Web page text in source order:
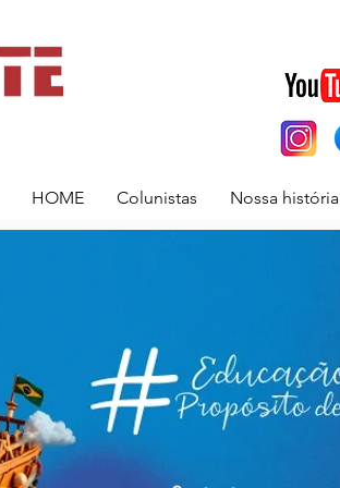
HOME Colunistas Nossa história